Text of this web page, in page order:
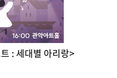
: 세대별 아리랑>